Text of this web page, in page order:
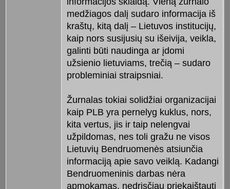
medžiagos dalį sudaro informacija iš
kraštų, kitą dalį – Lietuvos institucijų,
kaip nors susijusių su išeivija, veikla,
galinti būti naudinga ar įdomi
užsienio lietuviams, trečią – sudaro
probleminiai straipsniai.
Žurnalas tokiai solidžiai organizacijai
kaip PLB yra pernelyg kuklus, nors,
kita vertus, jis ir taip nelengvai
užpildomas, nes toli gražu ne visos
Lietuvių Bendruomenės atsiunčia
informaciją apie savo veiklą. Kadangi
Bendruomeninis darbas nėra
apmokamas, nedrįsčiau priekaištauti